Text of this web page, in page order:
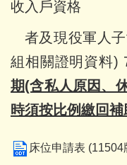
收入戶資格
者及現役軍人子
組相關證明資料)
期(含私人原因、
時須按比例繳回補
床位申請表 (11504